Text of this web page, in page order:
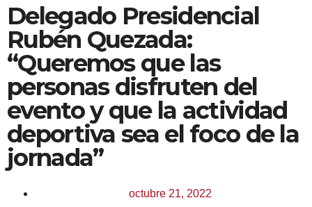
Delegado Presidencial
Rubén Quezada:
“Queremos que las
personas disfruten del
evento y que la actividad
deportiva sea el foco de la
jornada”
octubre 21, 2022